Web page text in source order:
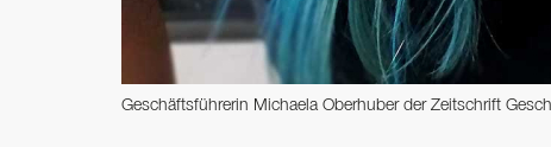
Geschäftsführerin Michaela Oberhuber der Zeitschrift